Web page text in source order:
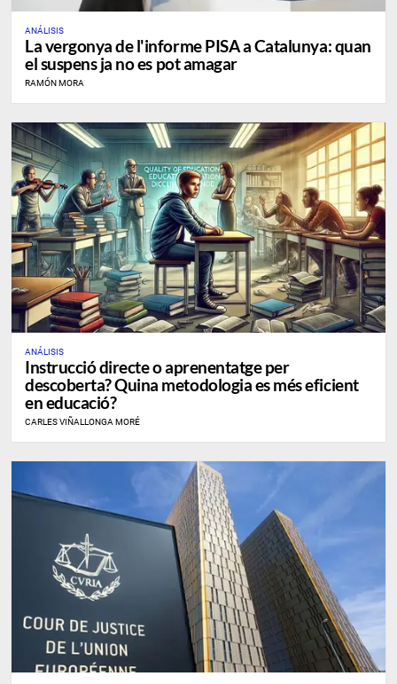
ANÁLISIS
La vergonya de l'informe PISA a Catalunya: quan
el suspens ja no es pot amagar
RAMÓN MORA
ANÁLISIS
Instrucció directe o aprenentatge per
descoberta? Quina metodologia es més eficient
en educació?
CARLES VIÑALLONGA MORÉ